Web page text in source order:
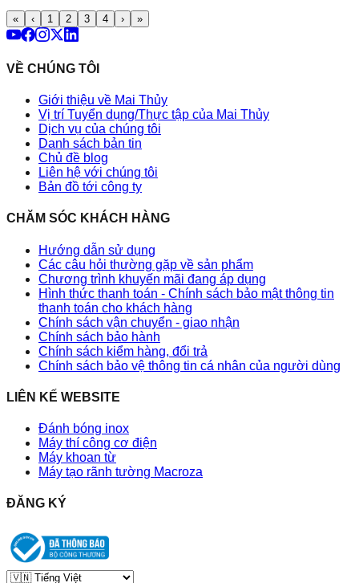
« ‹ 1 2 3 4 › »
VỀ CHÚNG TÔI
Giới thiệu về Mai Thủy
Vị trí Tuyển dụng/Thực tập của Mai Thủy
Dịch vụ của chúng tôi
Danh sách bản tin
Chủ đề blog
Liên hệ với chúng tôi
Bản đồ tới công ty
CHĂM SÓC KHÁCH HÀNG
Hướng dẫn sử dụng
Các câu hỏi thường gặp về sản phẩm
Chương trình khuyến mãi đang áp dụng
Hình thức thanh toán - Chính sách bảo mật thông tin
thanh toán cho khách hàng
Chính sách vận chuyển - giao nhận
Chính sách bảo hành
Chính sách kiểm hàng, đổi trả
Chính sách bảo vệ thông tin cá nhân của người dùng
LIÊN KẾ WEBSITE
Đánh bóng inox
Máy thí công cơ điện
Máy khoan từ
Máy tạo rãnh tường Macroza
ĐĂNG KÝ